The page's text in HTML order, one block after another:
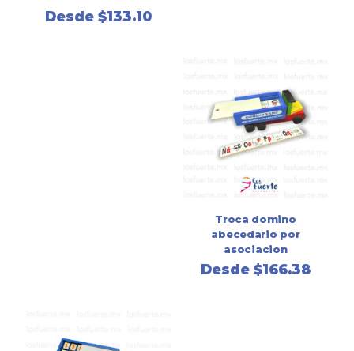
Desde$133.10
Troca domino
abecedario por
asociacion
Desde $166.38